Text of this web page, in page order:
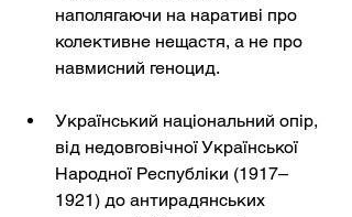
наполягаючи на наративі про
колективне нещастя, а не про
навмисний геноцид.
Український національний опір,
від недовговічної Української
Народної Республіки (1917–
1921) до антирадянських